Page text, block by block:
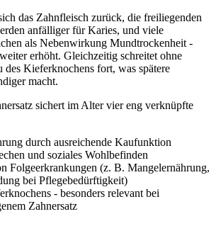
das Zahnfleisch zurück, die freiliegenden
anfälliger für Karies, und viele
als Nebenwirkung Mundtrockenheit -
erhöht. Gleichzeitig schreitet ohne
des Kieferknochens fort, was spätere
macht.
sichert im Alter vier eng verknüpfte
durch ausreichende Kaufunktion
und soziales Wohlbefinden
Folgeerkrankungen (z. B. Mangelernährung,
bei Pflegebedürftigkeit)
- besonders relevant bei
Zahnersatz